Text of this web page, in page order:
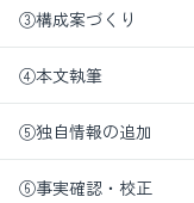
③構成案づくり
④本文執筆
⑤独自情報の追加
⑥事実確認・校正